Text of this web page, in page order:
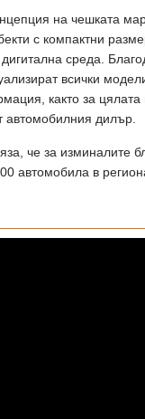
на чешката
с компактни
среда.
всички
както за цялата
автомобилния дилър.
че за изминалите
автомобила в